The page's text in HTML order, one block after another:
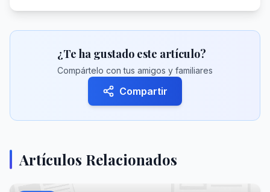
¿Te ha gustado este artículo?
Compártelo con tus amigos y familiares
Compartir
Artículos Relacionados